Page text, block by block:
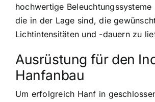
hochwertige Beleuchtungssysteme
die in der Lage sind, die
Lichtintensitäten und -dauern zu
Ausrüstung für den
Hanfanbau
Um erfolgreich Hanf in